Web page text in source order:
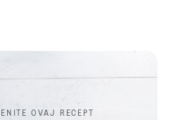
OVAJ RECEPT